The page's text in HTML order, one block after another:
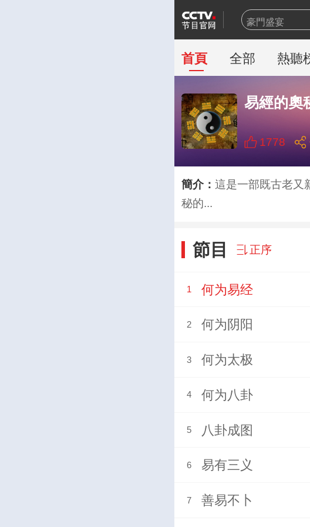
豪門盛宴
乒乓球
新聞聯播
今日説法
百家講壇
首頁 全部 熱聽
易經的奧
1778
簡介：這是一部既古老又
秘的...
節目 正序
1 何为易经
2 何为阴阳
3 何为太极
4 何为八卦
5 八卦成图
6 易有三义
7 善易不卜